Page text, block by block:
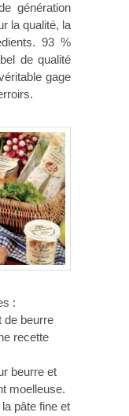
génération
la qualité, la
93 %
de qualité
gage
:
de beurre
recette
beurre et
moelleuse.
la pâte fine et